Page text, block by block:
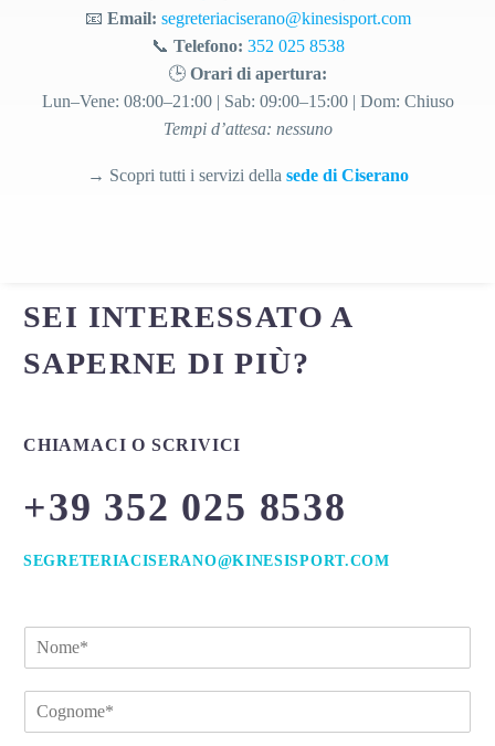
📧 Email: segreteriaciserano@kinesisport.com
📞 Telefono: 352 025 8538
🕒 Orari di apertura:
Lun–Vene: 08:00–21:00 | Sab: 09:00–15:00 | Dom: Chiuso
Tempi d’attesa: nessuno
→ Scopri tutti i servizi della sede di Ciserano
SEI INTERESSATO A
SAPERNE DI PIÙ?
CHIAMACI O SCRIVICI
+39 352 025 8538
SEGRETERIACISERANO@KINESISPORT.COM